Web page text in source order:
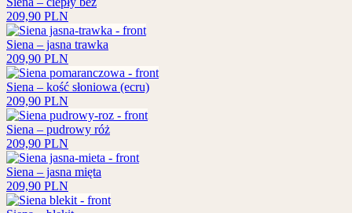
209,90 PLN
Siena – jasna trawka
209,90 PLN
Siena – kość słoniowa (ecru)
209,90 PLN
Siena – pudrowy róż
209,90 PLN
Siena – jasna mięta
209,90 PLN